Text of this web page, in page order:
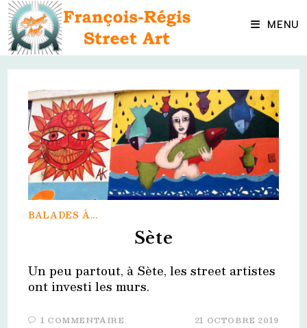
Skip
content MENU
BALADES À...
Sète
Un peu partout, à Sète, les street artistes
ont investi les murs.
1 COMMENTAIRE 21 OCTOBRE 2019